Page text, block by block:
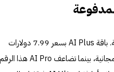
التحول الأكبر طال الخطط المدفوعة. باقة AI Plus بسعر 7.99 دولارات
شهرياً تمنح ضعف حدود الخطة المجانية، بينما تضاعف AI Pro هذا الرقم